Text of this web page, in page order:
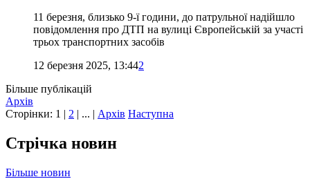
11 березня, близько 9-ї години, до патрульної надійшло
повідомлення про ДТП на вулиці Європейській за участі
трьох транспортних засобів
12 березня 2025, 13:442
Більше публікацій
Архів
Сторінки: 1 | 2 | ... | Архів Наступна
Стрічка новин
Більше новин